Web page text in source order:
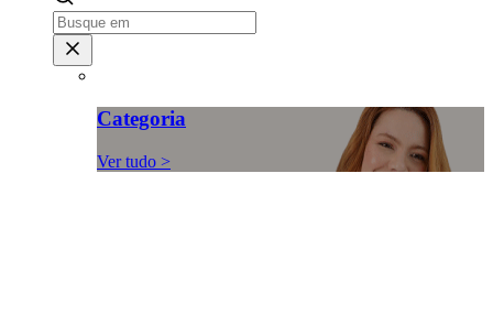
Categoria
Ver tudo >